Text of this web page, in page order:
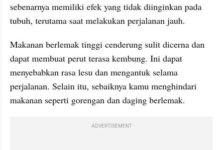
sebenarnya memiliki efek yang tidak diinginkan pada
tubuh, terutama saat melakukan perjalanan jauh.
Makanan berlemak tinggi cenderung sulit dicerna dan
dapat membuat perut terasa kembung. Ini dapat
menyebabkan rasa lesu dan mengantuk selama
perjalanan. Selain itu, sebaiknya kamu menghindari
makanan seperti gorengan dan daging berlemak.
ADVERTISEMENT